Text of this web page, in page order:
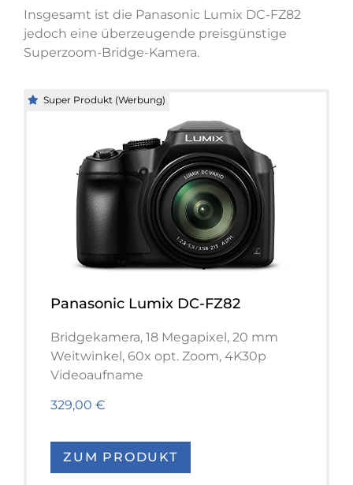
Insgesamt ist die Panasonic Lumix DC-FZ82
jedoch eine überzeugende preisgünstige
Superzoom-Bridge-Kamera.
Panasonic Lumix DC-FZ82
Bridgekamera, 18 Megapixel, 20 mm
Weitwinkel, 60x opt. Zoom, 4K30p
Videoaufname
329,00 €
ZUM PRODUKT
Super Produkt (Werbung)